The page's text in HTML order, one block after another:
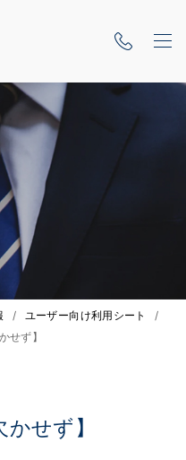
/ ユーザー向け利用シート
/
せず】
せず】